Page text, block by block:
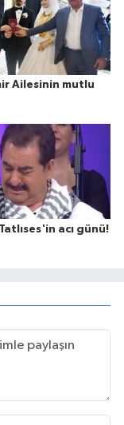
Ailesinin mutlu
acı günü!